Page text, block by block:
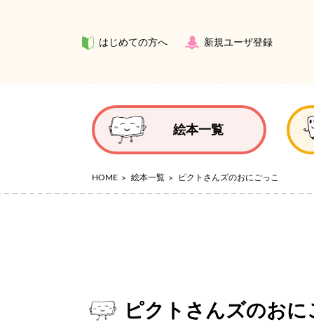
はじめての方へ 新規ユーザ登録
絵本一覧
HOME 絵本一覧 ピクトさんズのおにごっこ
ピクトさんズのおに